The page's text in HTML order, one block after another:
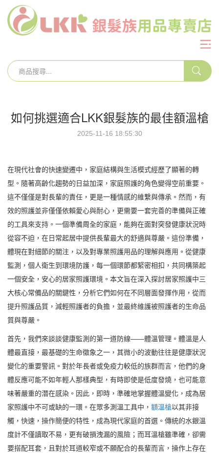
如何挑選適合LKK銀髮族的最佳額溫槍
2025-11-16 18:55:30
在現代社會的快速變遷中，家庭結構與生活模式經歷了顯著的轉
型。隨著高齡化趨勢的日益加深，家庭照護的角色變得空前重要。
這不僅僅是對長輩的責任，更是一種情感的維繫與傳承。然而，有
效的照護並非僅僅依賴愛心與耐心，更需要一套完善的準備與正確
的工具來支持。一個準備周全的家庭，能夠在面對突發健康狀況時
從容不迫，在日常起居中提供長輩最大的舒適與尊嚴。這份準備，
體現在對細節的關注，以及對專業照護用品的理解與應用。從健康
監測，個人衛生到環境防護，每一個環節都緊密相扣，共同構築起
一個安全，安心的居家照護環境。本文旨在深入探討居家照護中三
大核心常備品的關鍵性，分析它們如何在不同層面發揮作用，從而
提升照護品質，減輕照護者的負擔，並最終維護被照護者的生命品
質與尊嚴。
首先，我們來談談健康監測的第一道防線——體溫管理。體溫是人
體最直接，最基礎的生命徵象之一，其微小的波動往往是健康狀況
變化的重要警訊。對於年長者或免疫力較低的族群而言，他們的身
體反應可能不如年輕人那樣典型，有時即使是低度發燒，也可能意
味著嚴重的潛在感染。因此，即時，準確地掌握體溫變化，成為居
家照護中不可或缺的一環。在眾多測溫工具中， 額溫槍以其非接
觸，快速，操作簡便的特性，成為現代家庭的首選。傳統的水銀溫
度計不僅讀取不易，更有破損洩漏的風險；而耳溫槍雖準確，卻需
要搭配耳套，且對於耳道較窄或不願配合的長輩而言，操作上存在